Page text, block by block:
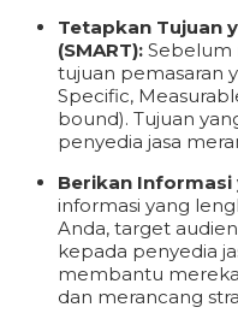
Tetapkan Tujuan
(SMART): Sebelum
tujuan pemasaran
Specific,
bound). Tujuan
penyedia jasa
Berikan Informasi
informasi yang
Anda, target
kepada penyedia
membantu
dan merancang